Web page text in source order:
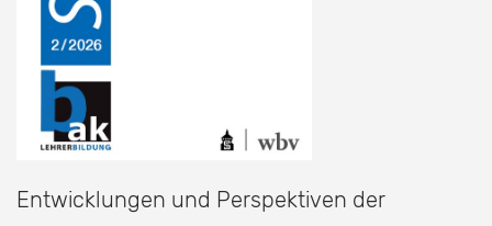
Entwicklungen und Perspektiven der